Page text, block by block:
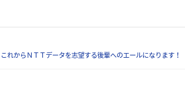
れからＮＴＴデータを志望する後輩へのエールになります！